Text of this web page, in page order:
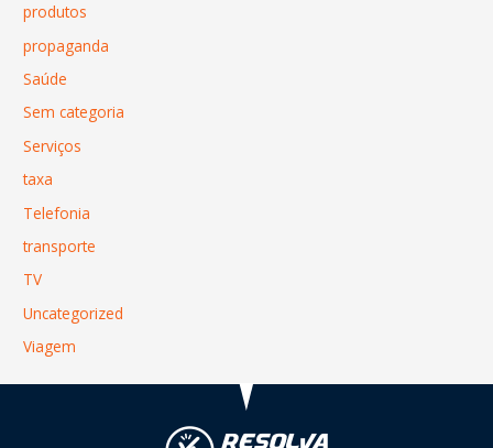
produtos
propaganda
Saúde
Sem categoria
Serviços
taxa
Telefonia
transporte
TV
Uncategorized
Viagem